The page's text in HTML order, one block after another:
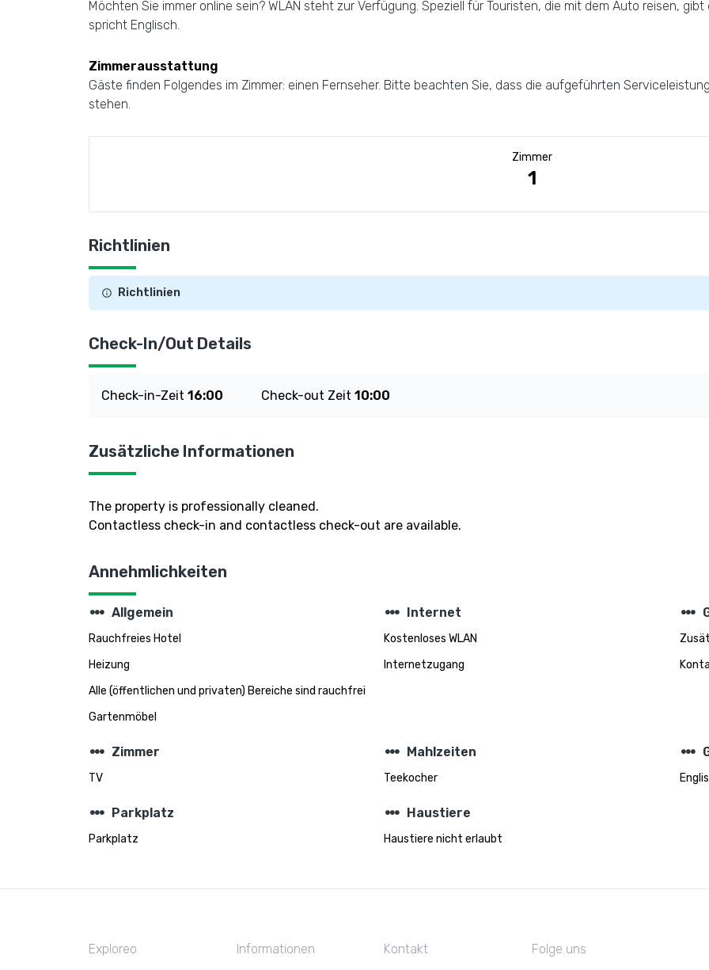
Möchten Sie immer online sein? WLAN steht zur Verfügung. Speziell für Touristen, die mit dem Auto reisen,
spricht Englisch.
Zimmerausstattung
Gäste finden Folgendes im Zimmer: einen Fernseher. Bitte beachten Sie, dass die aufgeführten
stehen.
Zimmer
1
Richtlinien
Richtlinien
Check-In/Out Details
Check-in-Zeit 16:00 Check-out Zeit 10:00
Zusätzliche Informationen
The property is professionally cleaned.
Contactless check-in and contactless check-out are available.
Annehmlichkeiten
steppers Allgemein
Rauchfreies Hotel
Heizung
Alle (öffentlichen und privaten) Bereiche sind rauchfrei
Gartenmöbel
steppers Internet
Kostenloses WLAN
Internetzugang
steppers
steppers Zimmer
TV
steppers Mahlzeiten
Teekocher
steppers
steppers Parkplatz
Parkplatz
steppers Haustiere
Haustiere nicht erlaubt
Exploreo Informationen Kontakt Folge uns